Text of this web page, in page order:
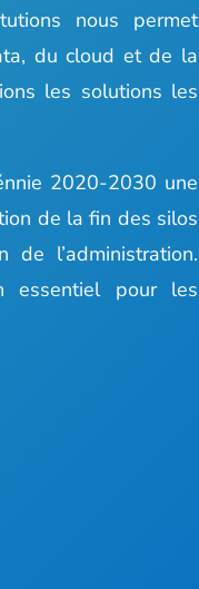
nous permet
du cloud et de la
les solutions les
2020-2030 une
de la fin des silos
l’administration.
essentiel pour les